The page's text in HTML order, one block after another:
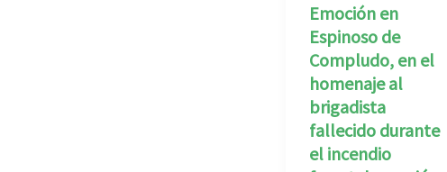
Emoción en
Espinoso de
Compludo, en el
homenaje al
brigadista
fallecido durante
el incendio